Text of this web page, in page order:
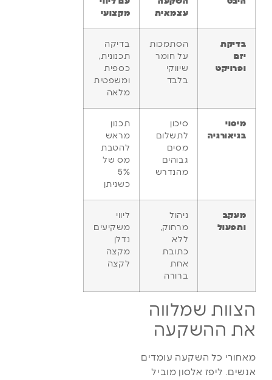
עצמאית
מקצועי
בדיקת
יזם
ופרויקט
הסתמכות
על חומר
שיווקי
בלבד
בדיקה
תכנונית,
כספית
ומשפטית
מלאה
מיסוי
בגיאורגיה
סיכון
לתשלום
מסים
גבוהים
מהנדרש
תכנון
מראש
להטבת
מס של
5%
כשניתן
מעקב
ותפעול
ניהול
מרחוק,
ללא
כתובת
אחת
ברורה
ליווי
משקיעים
נדלן
מקצה
לקצה
הצוות שמלווה
את ההשקעה
מאחורי כל השקעה עומדים
אנשים. ליפז אלסון מוביל